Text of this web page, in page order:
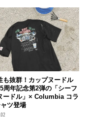
も抜群！カップヌードル
周年記念第2弾の「シーフ
ードル」× Columbia コラ
ツ登場